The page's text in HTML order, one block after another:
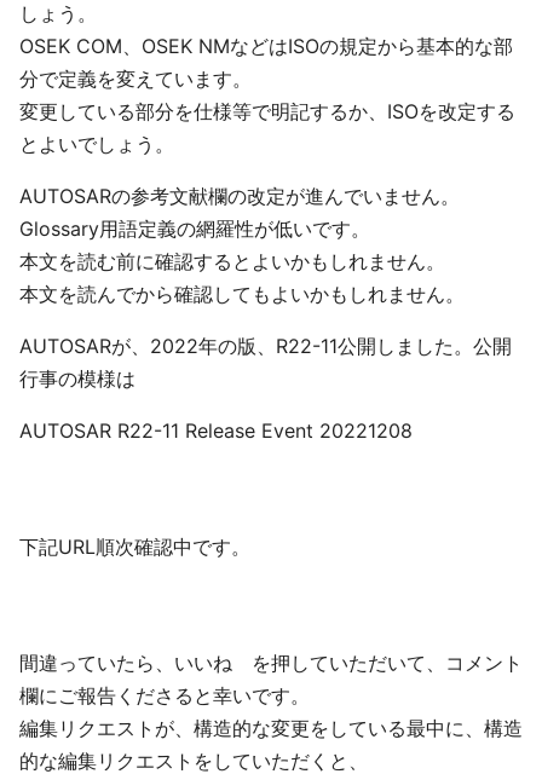
しょう。
OSEK COM、OSEK NMなどはISOの規定から基本的な部
分で定義を変えています。
変更している部分を仕様等で明記するか、ISOを改定する
とよいでしょう。
AUTOSARの参考文献欄の改定が進んでいません。
Glossary用語定義の網羅性が低いです。
本文を読む前に確認するとよいかもしれません。
本文を読んでから確認してもよいかもしれません。
AUTOSARが、2022年の版、R22-11公開しました。公開
行事の模様は
AUTOSAR R22-11 Release Event 20221208
下記URL順次確認中です。
間違っていたら、いいね を押していただいて、コメント
欄にご報告くださると幸いです。
編集リクエストが、構造的な変更をしている最中に、構造
的な編集リクエストをしていただくと、